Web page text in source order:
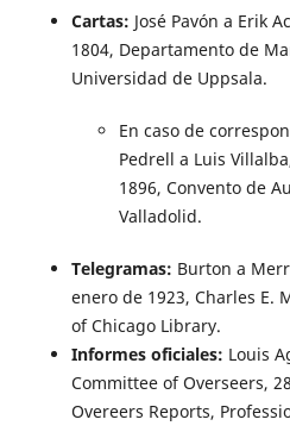
Cartas: José Pavón a Erik
1804, Departamento de
Universidad de Uppsala.
En caso de
Pedrell a Luis
1896, Convento de
Valladolid.
Telegramas: Burton a
enero de 1923, Charles E.
of Chicago Library.
Informes oficiales: Louis
Committee of Overseers,
Overeers Reports,